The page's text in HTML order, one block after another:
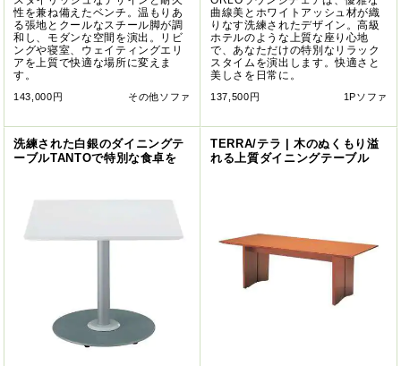
性を兼ね備えたベンチ。温もりあ
る張地とクールなスチール脚が調
和し、モダンな空間を演出。リビ
ングや寝室、ウェイティングエリ
アを上質で快適な場所に変えま
す。
143,000円 その他ソファ
曲線美とホワイトアッシュ材が織
りなす洗練されたデザイン。高級
ホテルのような上質な座り心地
で、あなただけの特別なリラック
スタイムを演出します。快適さと
美しさを日常に。
137,500円 1Pソファ
洗練された白銀のダイニングテ
ーブルTANTOで特別な食卓を
TERRA/テラ | 木のぬくもり溢
れる上質ダイニングテーブル